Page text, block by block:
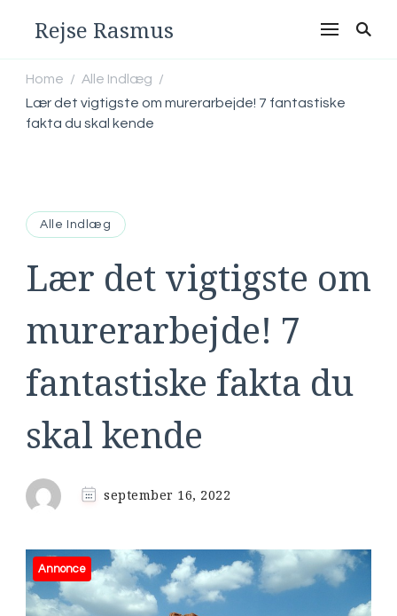
Rejse Rasmus
Home / Alle Indlæg /
Lær det vigtigste om murerarbejde! 7 fantastiske
fakta du skal kende
Alle Indlæg
Lær det vigtigste om
murerarbejde! 7
fantastiske fakta du
skal kende
september 16, 2022
Annonce